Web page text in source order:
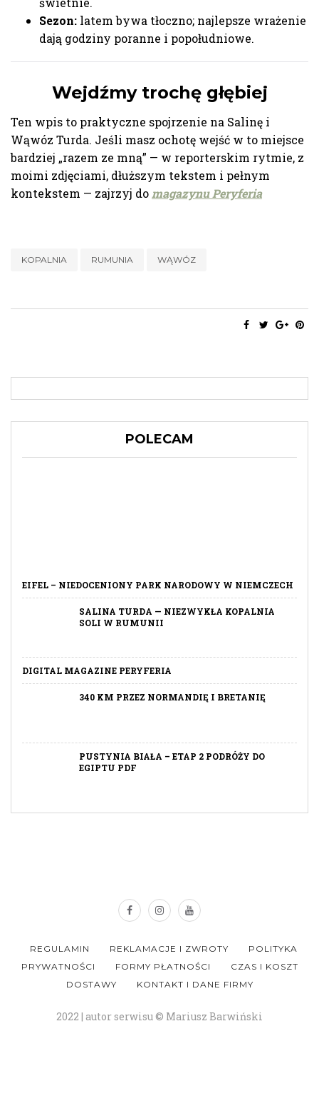
Sezon: latem bywa tłoczno; najlepsze wrażenie
dają godziny poranne i popołudniowe.
Wejdźmy trochę głębiej
Ten wpis to praktyczne spojrzenie na Salinę i
Wąwóz Turda. Jeśli masz ochotę wejść w to miejsce
bardziej „razem ze mną” — w reporterskim rytmie, z
moimi zdjęciami, dłuższym tekstem i pełnym
kontekstem — zajrzyj do magazynu Peryferia
KOPALNIA RUMUNIA WĄWÓZ
POLECAM
EIFEL – NIEDOCENIONY PARK NARODOWY W NIEMCZECH
SALINA TURDA — NIEZWYKŁA KOPALNIA
SOLI W RUMUNII
DIGITAL MAGAZINE PERYFERIA
340 KM PRZEZ NORMANDIĘ I BRETANIĘ
PUSTYNIA BIAŁA – ETAP 2 PODRÓŻY DO
EGIPTU PDF
REGULAMIN REKLAMACJE I ZWROTY
POLITYKA
PRYWATNOŚCI
FORMY PŁATNOŚCI
CZAS I KOSZT
DOSTAWY
KONTAKT I DANE FIRMY
2022 | autor serwisu © Mariusz Barwiński